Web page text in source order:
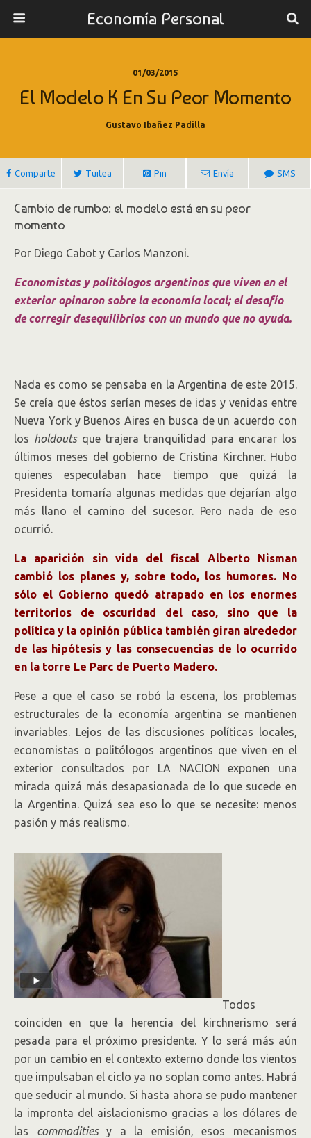
Economía Personal
01/03/2015
El Modelo K En Su Peor Momento
Gustavo Ibañez Padilla
Comparte Tuitea Pin Envía SMS
Cambio de rumbo: el modelo está en su peor
momento
Por Diego Cabot y Carlos Manzoni.
Economistas y politólogos argentinos que viven en el
exterior opinaron sobre la economía local; el desafío
de corregir desequilibrios con un mundo que no ayuda.
Nada es como se pensaba en la Argentina de este 2015.
Se creía que éstos serían meses de idas y venidas entre
Nueva York y Buenos Aires en busca de un acuerdo con
los holdoutsque trajera tranquilidad para encarar los
últimos meses del gobierno de Cristina Kirchner. Hubo
quienes especulaban hace tiempo que quizá la
Presidenta tomaría algunas medidas que dejarían algo
más llano el camino del sucesor. Pero nada de eso
ocurrió.
La aparición sin vida del fiscal Alberto Nisman
cambió los planes y, sobre todo, los humores. No
sólo el Gobierno quedó atrapado en los enormes
territorios de oscuridad del caso, sino que la
política y la opinión pública también giran alrededor
de las hipótesis y las consecuencias de lo ocurrido
en la torre Le Parc de Puerto Madero.
Pese a que el caso se robó la escena, los problemas
estructurales de la economía argentina se mantienen
invariables. Lejos de las discusiones políticas locales,
economistas o politólogos argentinos que viven en el
exterior consultados por LA NACION exponen una
mirada quizá más desapasionada de lo que sucede en
la Argentina. Quizá sea eso lo que se necesite: menos
pasión y más realismo.
Todos
coinciden en que la herencia del kirchnerismo será
pesada para el próximo presidente. Y lo será más aún
por un cambio en el contexto externo donde los vientos
que impulsaban el ciclo ya no soplan como antes. Habrá
que seducir al mundo. Si hasta ahora se pudo mantener
la impronta del aislacionismo gracias a los dólares de
las commoditiesy a la emisión, esos mecanismos